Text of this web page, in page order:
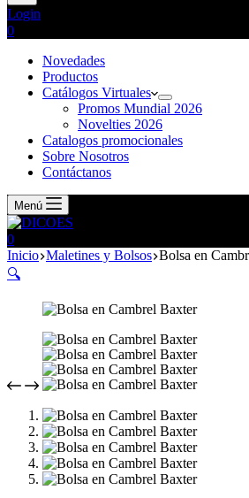
Login
0
Novedades
Productos
Catálogos Virtuales
Promos Mundial 2026
Novelties 2026
Catalogos promocionales
Sobre Nosotros
Contáctanos
Menú
0
Inicio Maletines y Bolsos Bolsa en
🔍